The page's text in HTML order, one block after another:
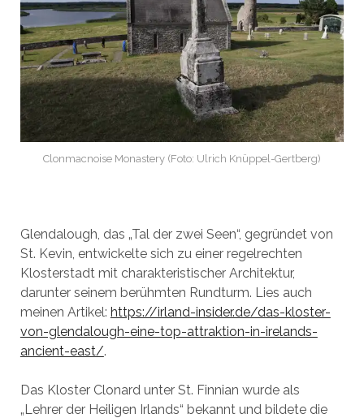
Clonmacnoise Monastery (Foto: Ulrich Knüppel-Gertberg)
Glendalough, das „Tal der zwei Seen“, gegründet von
St. Kevin, entwickelte sich zu einer regelrechten
Klosterstadt mit charakteristischer Architektur,
darunter seinem berühmten Rundturm. Lies auch
meinen Artikel: https://irland-insider.de/das-kloster-
von-glendalough-eine-top-attraktion-in-irelands-
ancient-east/.
Das Kloster Clonard unter St. Finnian wurde als
„Lehrer der Heiligen Irlands“ bekannt und bildete die